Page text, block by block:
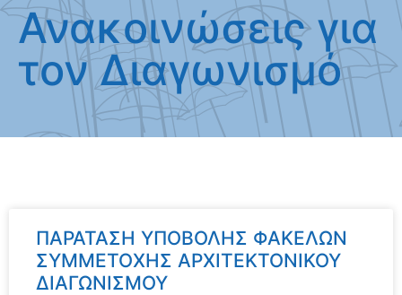
Ανακοινώσεις για
τον Διαγωνισμό
ΠΑΡΑΤΑΣΗ ΥΠΟΒΟΛΗΣ ΦΑΚΕΛΩΝ
ΣΥΜΜΕΤΟΧΗΣ ΑΡΧΙΤΕΚΤΟΝΙΚΟΥ
ΔΙΑΓΩΝΙΣΜΟΥ